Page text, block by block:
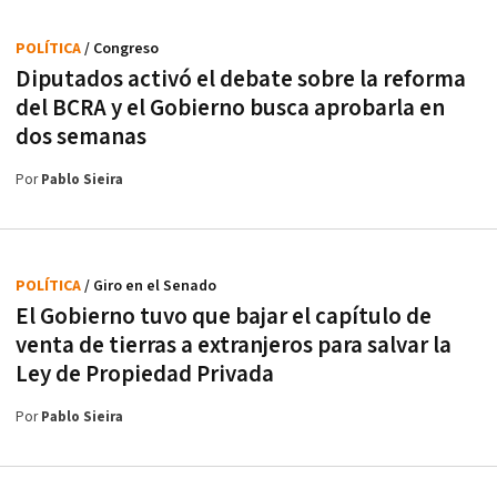
Diputados activó el debate sobre la reforma
del BCRA y el Gobierno busca aprobarla en
dos semanas
POLÍTICA/ Congreso
PorPablo Sieira
El Gobierno tuvo que bajar el capítulo de
venta de tierras a extranjeros para salvar la
Ley de Propiedad Privada
POLÍTICA/ Giro en el Senado
PorPablo Sieira